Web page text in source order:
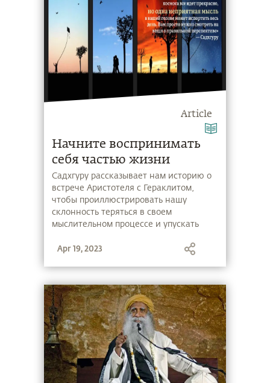
Article
Начните воспринимать
себя частью жизни
Садхгуру рассказывает нам историю о
встрече Аристотеля с Гераклитом,
чтобы проиллюстрировать нашу
склонность теряться в своем
мыслительном процессе и упускать
Apr 19, 2023